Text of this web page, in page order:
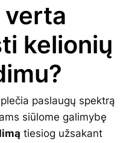
verta
kelionių
paslaugų spektrą
siūlome galimybę
tiesiog užsakant